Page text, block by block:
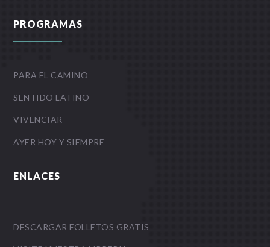
PROGRAMAS
PARA EL CAMINO
SENTIDO LATINO
VIVENCIAR
AYER HOY Y SIEMPRE
ENLACES
DESCARGAR FOLLETOS GRATIS